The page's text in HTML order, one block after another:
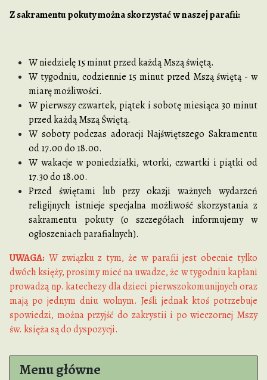
Menu główne
Z sakramentu pokuty można skorzystać w naszej parafii:
W niedzielę 15 minut przed każdą Mszą świętą.
W tygodniu, codziennie 15 minut przed Mszą świętą - w
miarę możliwości.
W pierwszy czwartek, piątek i sobotę miesiąca 30 minut
przed każdą Mszą Świętą.
W soboty podczas adoracji Najświętszego Sakramentu
od 17.00 do 18.00.
W wakacje w poniedziałki, wtorki, czwartki i piątki od
17.30 do 18.00.
Przed świętami lub przy okazji ważnych wydarzeń
religijnych istnieje specjalna możliwość skorzystania z
sakramentu pokuty (o szczegółach informujemy w
ogłoszeniach parafialnych).
UWAGA: W związku z tym, że w parafii jest obecnie tylko
dwóch księży, prosimy mieć na uwadze, że w tygodniu kapłani
prowadzą np. katechezy dla dzieci pierwszokomunijnych oraz
mają po jednym dniu wolnym. Jeśli jednak ktoś potrzebuje
spowiedzi, można przyjść do zakrystii i po wieczornej Mszy
św. księża są do dyspozycji.